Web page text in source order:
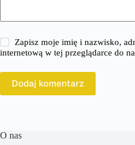
Zapisz moje imię i nazwisko,
internetową w tej przeglądarce do
Dodaj komentarz
O nas